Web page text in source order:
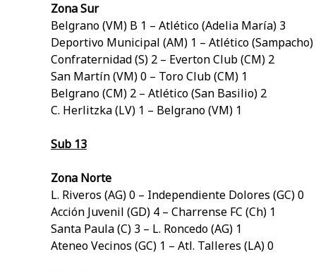
Zona Sur
Belgrano (VM) B 1 – Atlético (Adelia María) 3
Deportivo Municipal (AM) 1 – Atlético (Sampacho)
Confraternidad (S) 2 – Everton Club (CM) 2
San Martín (VM) 0 – Toro Club (CM) 1
Belgrano (CM) 2 – Atlético (San Basilio) 2
C. Herlitzka (LV) 1 – Belgrano (VM) 1
Sub 13
Zona Norte
L. Riveros (AG) 0 – Independiente Dolores (GC) 0
Acción Juvenil (GD) 4 – Charrense FC (Ch) 1
Santa Paula (C) 3 – L. Roncedo (AG) 1
Ateneo Vecinos (GC) 1 – Atl. Talleres (LA) 0